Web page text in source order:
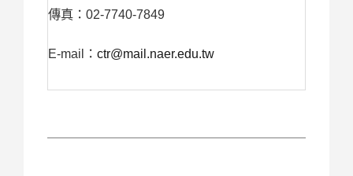
傳真： 02-7740-7849
E-mail ： ctr@mail.naer.edu.tw